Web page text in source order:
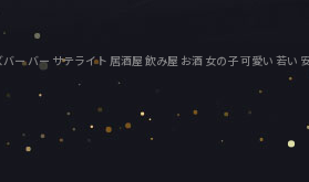
バー サテライト 居酒屋 飲み屋 お酒 女の子 可愛い 若い